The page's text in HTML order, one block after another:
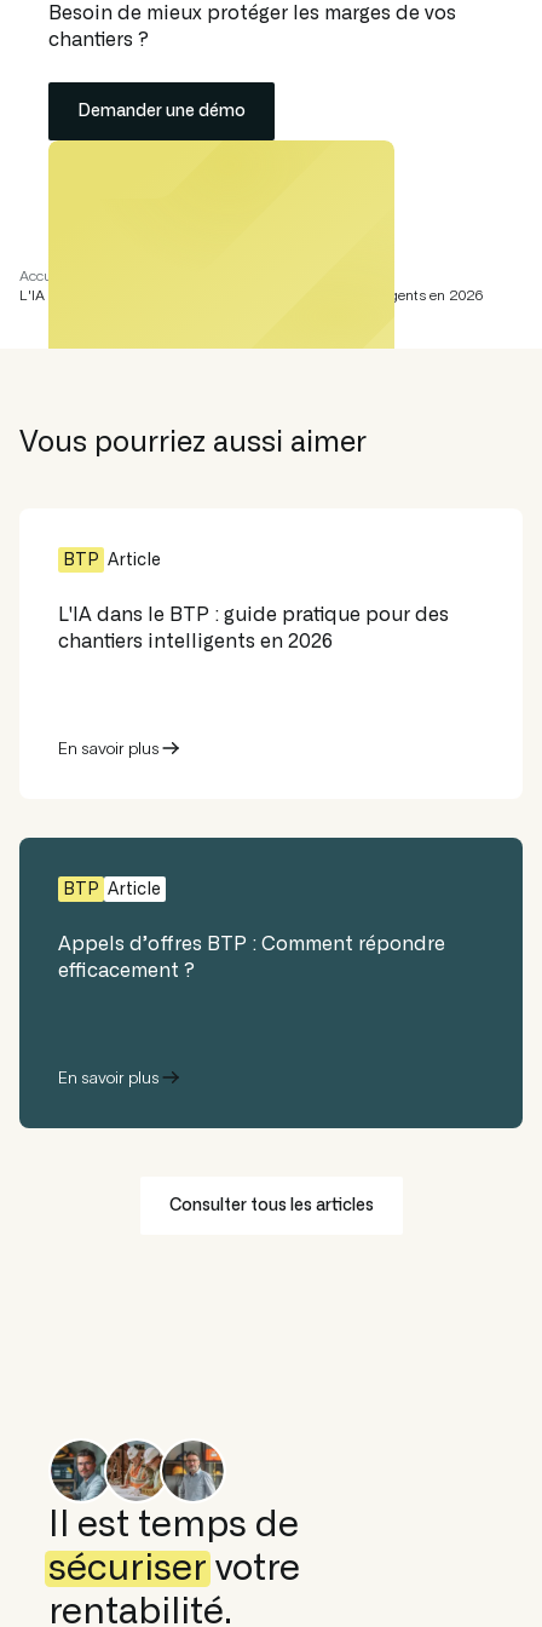
Besoin de mieux protéger les marges de vos
chantiers ?
Demander une démo
Accueil
L'IA dans le BTP : guide pratique pour des chantiers intelligents en 2026
Vous pourriez aussi aimer
BTP Article
L'IA dans le BTP : guide pratique pour des
chantiers intelligents en 2026
En savoir plus
BTP Article
Appels d’offres BTP : Comment répondre
efficacement ?
En savoir plus
Consulter tous les articles
Il est temps de
sécuriser votre
rentabilité.